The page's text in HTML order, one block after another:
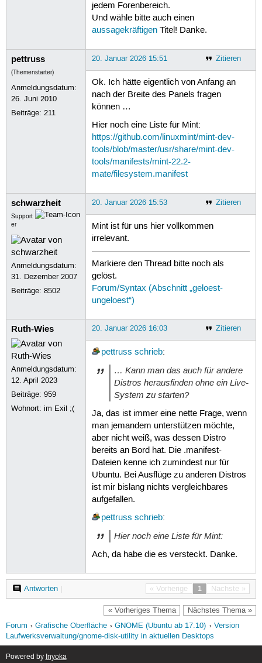
jedem Forenbereich.
Und wähle bitte auch einen
aussagekräftigenTitel! Danke.
pettruss
(Themenstarter)
Anmeldungsdatum:
26. Juni 2010
Beiträge:211
Zitieren
20. Januar 2026 15:51
Ok. Ich hätte eigentlich von Anfang an
nach der Breite des Panels fragen
können …
Hier noch eine Liste für Mint:
https://github.com/linuxmint/mint-dev-
tools/blob/master/usr/share/mint-dev-
tools/manifests/mint-22.2-
mate/filesystem.manifest
schwarzheit
Support
er
Anmeldungsdatum:
31. Dezember 2007
Beiträge:8502
Zitieren
20. Januar 2026 15:53
Mint ist für uns hier vollkommen
irrelevant.
Markiere den Thread bitte noch als
gelöst.
Forum/Syntax (Abschnitt „geloest-
ungeloest“)
Ruth-Wies
Anmeldungsdatum:
12. April 2023
Beiträge:959
Wohnort: im Exil ;(
Zitieren
20. Januar 2026 16:03
pettruss schrieb:
… Kann man das auch für andere
Distros herausfinden ohne ein Live-
System zu starten?
Ja, das ist immer eine nette Frage, wenn
man jemandem unterstützen möchte,
aber nicht weiß, was dessen Distro
bereits an Bord hat. Die .manifest-
Dateien kenne ich zumindest nur für
Ubuntu. Bei Ausflüge zu anderen Distros
ist mir bislang nichts vergleichbares
aufgefallen.
pettruss schrieb:
Hier noch eine Liste für Mint:
Ach, da habe die es versteckt. Danke.
« Vorherige 1 Nächste »
Antworten|
« Vorheriges Thema Nächstes Thema »
Forum Grafische Oberfläche GNOME (Ubuntu ab 17.10)
Version
Laufwerksverwaltung/gnome-disk-utility in aktuellen Desktops
Powered by Inyoka